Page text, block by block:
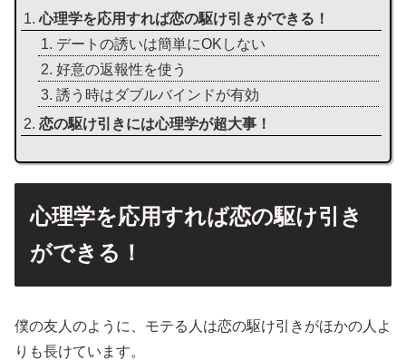
心理学を応用すれば恋の駆け引きができる！
デートの誘いは簡単にOKしない
好意の返報性を使う
誘う時はダブルバインドが有効
恋の駆け引きには心理学が超大事！
心理学を応用すれば恋の駆け引き
ができる！
僕の友人のように、モテる人は恋の駆け引きがほかの人よ
りも長けています。